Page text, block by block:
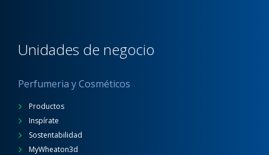
Unidades de negocio
Perfumeria y Cosméticos
Productos
Inspírate
Sostentabilidad
MyWheaton3d